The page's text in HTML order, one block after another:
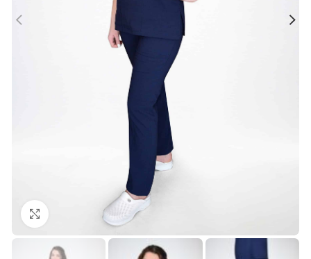
Büyütmek için tıklayın